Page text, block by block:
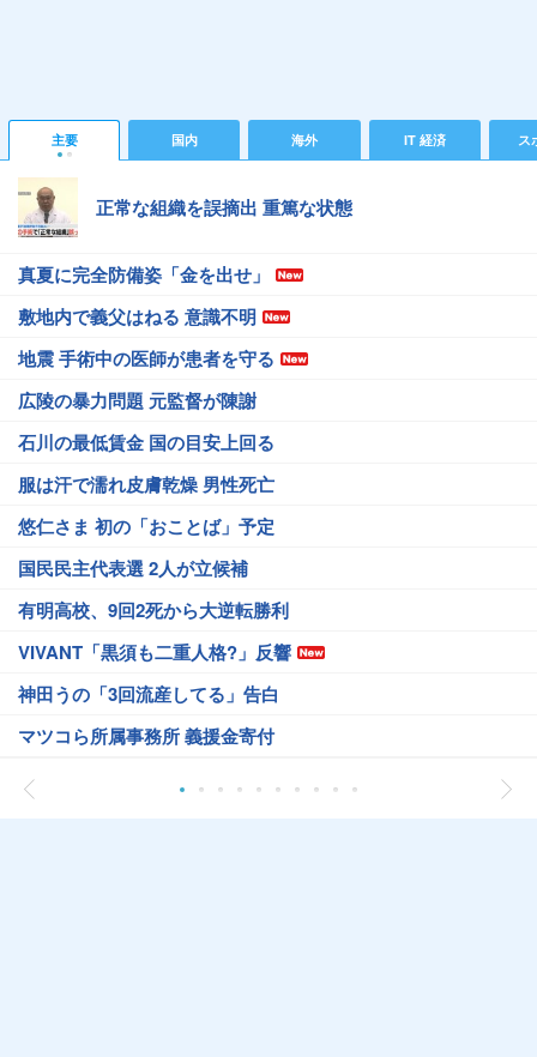
主要 国内 海外 IT 経済 ス
正常な組織を誤摘出 重篤な状態
真夏に完全防備姿「金を出せ」
敷地内で義父はねる 意識不明
地震 手術中の医師が患者を守る
広陵の暴力問題 元監督が陳謝
石川の最低賃金 国の目安上回る
服は汗で濡れ皮膚乾燥 男性死亡
悠仁さま 初の「おことば」予定
国民民主代表選 2人が立候補
有明高校、9回2死から大逆転勝利
VIVANT「黒須も二重人格?」反響
神田うの「3回流産してる」告白
マツコら所属事務所 義援金寄付